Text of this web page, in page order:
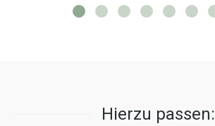
Hierzu passen: